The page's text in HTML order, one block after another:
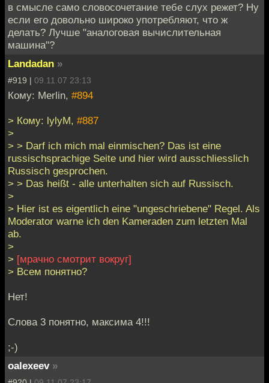
в смысле само словосочетание тебе слух режет? Ну
если его довольно широко употребляют, что ж
делать? Лучше "аналоговая вычислительная
машина"?
Landadan »
#919 | 09.11.07 23:13
Кому: Merlin, #894
> Кому: lylyM, #887
>
> > Darf ich mich mal einmischen? Das ist eine
russischsprachige Seite und hier wird ausschliesslich
Russisch gesprochen.
> > Das heißt - alle unterhalten sich auf Russisch.
>
> Hier ist es eigentlich eine "ungeschriebene" Regel. Als
Moderator warne ich den Kameraden zum letzten Mal
ab.
>
> [мрачно смотрит вокруг]
> Всем понятно?
Нет!
Слова 3 понятно, максима 4!!!
;-)
oalexeev »